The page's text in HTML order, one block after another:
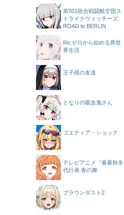
第501統合戦闘航空団ス
トライクウィッチーズ
ROAD to BERLIN
Re:ゼロから始める異世
界生活
王子様の友達
となりの吸血鬼さん
ゴエティア・ショック
テレビアニメ『春夏秋冬
代行者 春の舞
ブラウンダスト2